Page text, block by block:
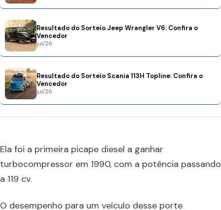
Resultado do Sorteio Jeep Wrangler V6: Confira o
Vencedor
jul/26
Resultado do Sorteio Scania 113H Topline: Confira o
Vencedor
jul/26
Ela foi a primeira picape diesel a ganhar
turbocompressor em 1990, com a potência passando
a 119 cv.
O desempenho para um veículo desse porte